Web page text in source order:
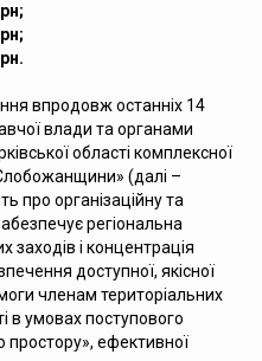
впродовж останніх 14
влади та органами
області комплексної
(далі –
про організаційну та
регіональна
заходів і концентрація
доступної, якісної
членам територіальних
в умовах поступового
ефективної